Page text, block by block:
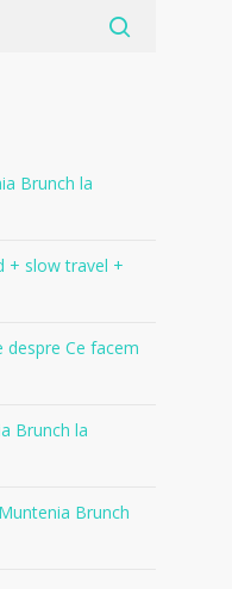
Brunch la
+ slow travel +
despre Ce facem
Brunch la
Brunch